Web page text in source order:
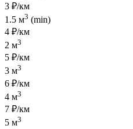
3 ₽/км
1.5 м3 (min)
4 ₽/км
2 м3
5 ₽/км
3 м3
6 ₽/км
4 м3
7 ₽/км
5 м3